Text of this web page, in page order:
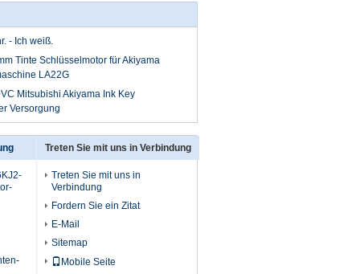
- Ich weiß.
Tinte Schlüsselmotor für Akiyama
LA22G
Mitsubishi Akiyama Ink Key
Versorgung
Treten Sie mit uns in Verbindung
Treten Sie mit uns in
Verbindung
Fordern Sie ein Zitat
E-Mail
Sitemap
Mobile Seite